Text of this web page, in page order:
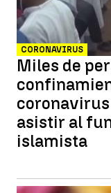
CORONAVIRUS
Miles de
asistir al
islamista